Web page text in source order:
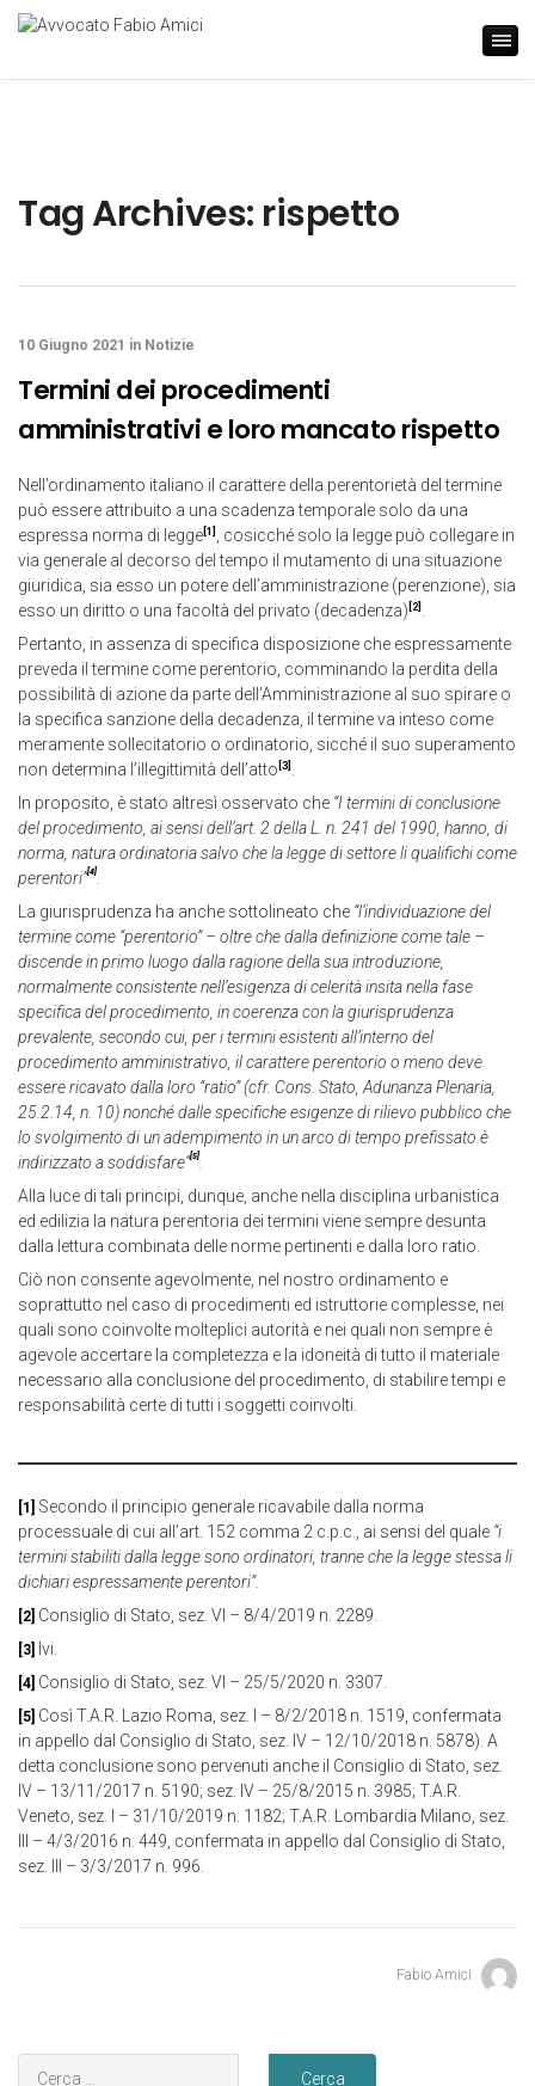
Tag Archives: rispetto
10 Giugno 2021 in Notizie
Termini dei procedimenti
amministrativi e loro mancato rispetto
Nell’ordinamento italiano il carattere della perentorietà del termine
può essere attribuito a una scadenza temporale solo da una
espressa norma di legge [1]
, cosicché solo la legge può collegare in
via generale al decorso del tempo il mutamento di una situazione
giuridica, sia esso un potere dell’amministrazione (perenzione), sia
esso un diritto o una facoltà del privato (decadenza) [2]
Pertanto, in assenza di specifica disposizione che espressamente
preveda il termine come perentorio, comminando la perdita della
possibilità di azione da parte dell’Amministrazione al suo spirare o
la specifica sanzione della decadenza, il termine va inteso come
meramente sollecitatorio o ordinatorio, sicché il suo superamento
non determina l’illegittimità dell’atto [3]
In proposito, è stato altresì osservato che “I termini di conclusione
del procedimento, ai sensi dell’art. 2 della L. n. 241 del 1990, hanno, di
norma, natura ordinatoria salvo che la legge di settore li qualifichi come
perentori”[4]
La giurisprudenza ha anche sottolineato che “l’individuazione del
termine come “perentorio” – oltre che dalla definizione come tale –
discende in primo luogo dalla ragione della sua introduzione,
normalmente consistente nell’esigenza di celerità insita nella fase
specifica del procedimento, in coerenza con la giurisprudenza
prevalente, secondo cui, per i termini esistenti all’interno del
procedimento amministrativo, il carattere perentorio o meno deve
essere ricavato dalla loro “ratio” (cfr. Cons. Stato, Adunanza Plenaria,
25.2.14, n. 10) nonché dalle specifiche esigenze di rilievo pubblico che
lo svolgimento di un adempimento in un arco di tempo prefissato è
indirizzato a soddisfare”[5]
Alla luce di tali principi, dunque, anche nella disciplina urbanistica
ed edilizia la natura perentoria dei termini viene sempre desunta
dalla lettura combinata delle norme pertinenti e dalla loro ratio.
Ciò non consente agevolmente, nel nostro ordinamento e
soprattutto nel caso di procedimenti ed istruttorie complesse, nei
quali sono coinvolte molteplici autorità e nei quali non sempre è
agevole accertare la completezza e la idoneità di tutto il materiale
necessario alla conclusione del procedimento, di stabilire tempi e
responsabilità certe di tutti i soggetti coinvolti.
[1]
Secondo il principio generale ricavabile dalla norma
processuale di cui all’art. 152 comma 2 c.p.c., ai sensi del quale “i
termini stabiliti dalla legge sono ordinatori, tranne che la legge stessa li
dichiari espressamente perentori”.
[2] Consiglio di Stato, sez. VI – 8/4/2019 n. 2289.
[3] Ivi.
[4] Consiglio di Stato, sez. VI – 25/5/2020 n. 3307.
[5] Così T.A.R. Lazio Roma, sez. I – 8/2/2018 n. 1519, confermata
in appello dal Consiglio di Stato, sez. IV – 12/10/2018 n. 5878). A
detta conclusione sono pervenuti anche il Consiglio di Stato, sez.
IV – 13/11/2017 n. 5190; sez. IV – 25/8/2015 n. 3985; T.A.R.
Veneto, sez. I – 31/10/2019 n. 1182; T.A.R. Lombardia Milano, sez.
III – 4/3/2016 n. 449, confermata in appello dal Consiglio di Stato,
sez. III – 3/3/2017 n. 996.
Fabio Amici